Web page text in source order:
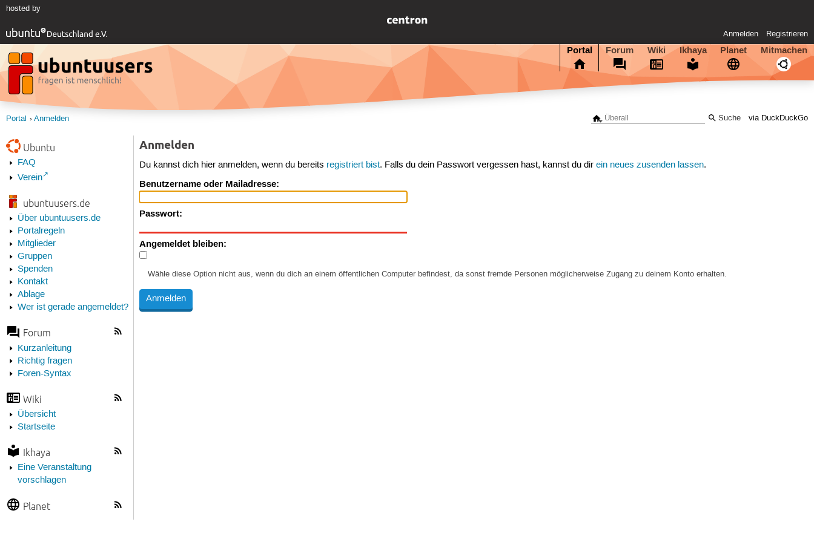
hosted by
Anmelden Registrieren
Portal Forum Wiki Ikhaya Planet Mitmachen
via DuckDuckGo
Portal Anmelden
Ubuntu
FAQ
Verein
ubuntuusers.de
Über ubuntuusers.de
Portalregeln
Mitglieder
Gruppen
Spenden
Kontakt
Ablage
Wer ist gerade angemeldet?
Forum
Kurzanleitung
Richtig fragen
Foren-Syntax
Wiki
Übersicht
Startseite
Ikhaya
Eine Veranstaltung
vorschlagen
Planet
Anmelden
Du kannst dich hier anmelden, wenn du bereits registriert bist. Falls du dein Passwort vergessen hast, kannst du direin neues zusenden lassen.
Benutzername oder Mailadresse:
Passwort:
Angemeldet bleiben:
Wähle diese Option nicht aus, wenn du dich an einem öffentlichen Computer befindest, da sonst fremde Personen möglicherweise Zugang zu deinem Konto erhalten.